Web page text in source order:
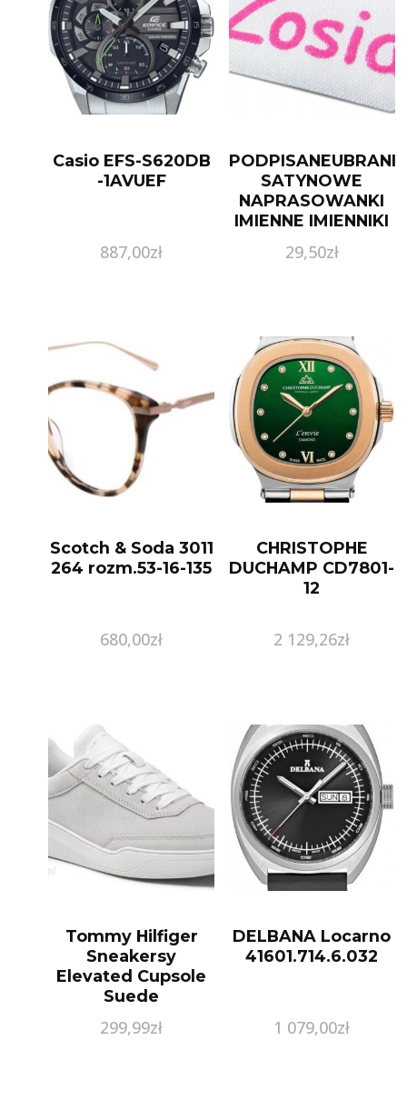
Casio EFS-S620DB
-1AVUEF
887,00zł
SATYNOWE
NAPRASOWANKI
IMIENNE IMIENNIKI
29,50zł
Scotch & Soda 3011
264 rozm.53-16-135
680,00zł
CHRISTOPHE
DUCHAMP CD7801-
12
2 129,26zł
Tommy Hilfiger
Sneakersy
Elevated Cupsole
Suede
Szary
299,99zł
DELBANA Locarno
41601.714.6.032
1 079,00zł